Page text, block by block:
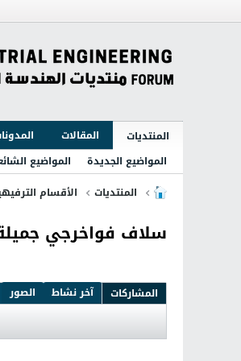
المنتديات المقالات
المواضيع الجديدة
المواضيع
المنتديات
الأقسام
سلاف فواخرجي
المشاركات آخر نشاط الصور